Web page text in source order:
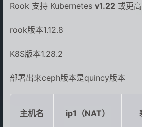
Rook 支持 Kubernetes v1.22 或更高
rook版本1.12.8
K8S版本1.28.2
部署出来ceph版本是quincy版本
主机名 ip1（NAT）